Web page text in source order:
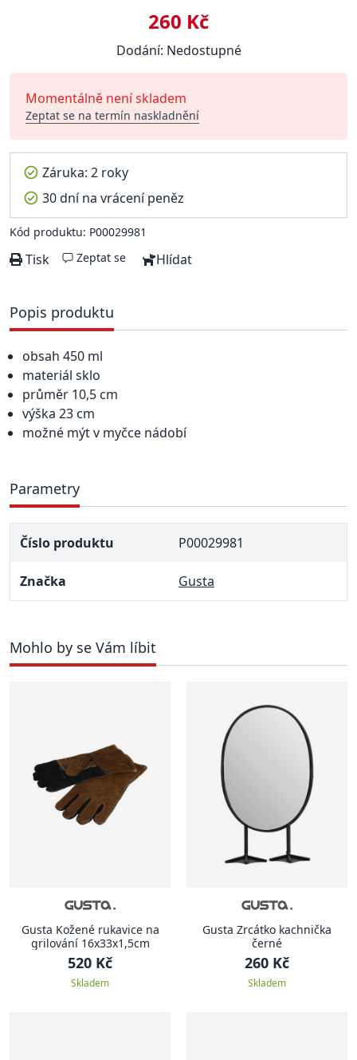
260 Kč
Dodání: Nedostupné
Momentálně není skladem
Zeptat se na termín naskladnění
Záruka: 2 roky
30 dní na vrácení peněz
Kód produktu: P00029981
Tisk Zeptat se Hlídat
Popis produktu
obsah 450 ml
materiál sklo
průměr 10,5 cm
výška 23 cm
možné mýt v myčce nádobí
Parametry
Číslo produktu P00029981
Značka Gusta
Mohlo by se Vám líbit
Gusta Kožené rukavice na
grilování 16x33x1,5cm
520 Kč
Skladem
Gusta Zrcátko kachnička
černé
260 Kč
Skladem